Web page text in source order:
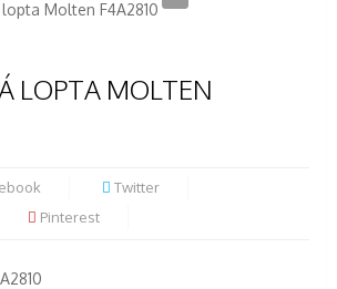
LOPTA MOLTEN
Twitter
Pinterest